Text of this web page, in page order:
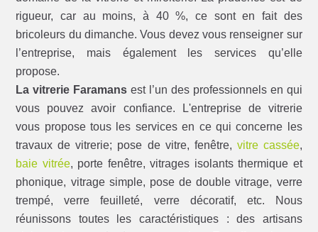
rigueur, car au moins, à 40 %, ce sont en fait des
bricoleurs du dimanche. Vous devez vous renseigner sur
l’entreprise, mais également les services qu’elle
propose.
La vitrerie Faramans est l’un des professionnels en qui
vous pouvez avoir confiance. L'entreprise de vitrerie
vous propose tous les services en ce qui concerne les
travaux de vitrerie; pose de vitre, fenêtre, vitre cassée,
baie vitrée, porte fenêtre, vitrages isolants thermique et
phonique, vitrage simple, pose de double vitrage, verre
trempé, verre feuilleté, verre décoratif, etc. Nous
réunissons toutes les caractéristiques : des artisans